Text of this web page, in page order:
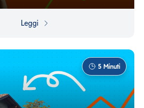
un'intuizione vincente in un prodotto
l'abbigliamento femminile.
Leggi
5 Minuti